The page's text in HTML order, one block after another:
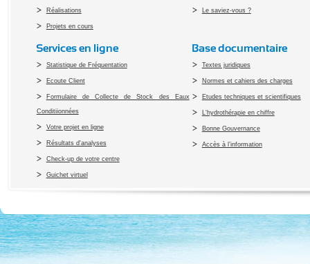
Réalisations
Projets en cours
Le saviez-vous ?
Services en ligne
Statistique de Fréquentation
Ecoute Client
Formulaire de Collecte de Stock des Eaux
Conditiionnées
Votre projet en ligne
Résultats d'analyses
Check-up de votre centre
Guichet virtuel
Base documentaire
Textes juridiques
Normes et cahiers des charges
Etudes techniques et scientifiques
L'hydrothérapie en chiffre
Bonne Gouvernance
Accès à l’information